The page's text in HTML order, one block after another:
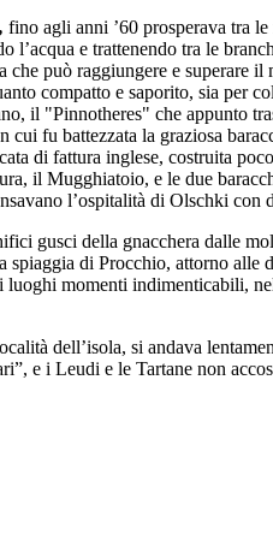
fino agli anni ’60 prosperava tra
e trattenendo tra le
può raggiungere e superare
compatto e saporito, sia per
il "Pinnotheres" che appunto
fu battezzata la graziosa
di fattura inglese, costruita
il Mugghiatoio, e le due
l’ospitalità di Olschki con
gusci della gnacchera dalle
di Procchio, attorno
momenti indimenticabili,
dell’isola, si andava
e i Leudi e le Tartane non